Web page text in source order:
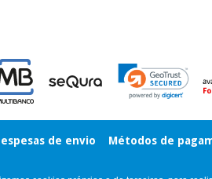
de envio Métodos de